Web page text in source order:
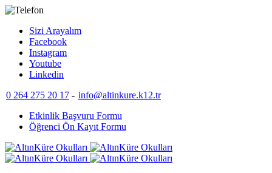
Sizi Arayalım
Facebook
Instagram
Youtube
Linkedin
0 264 275 20 17 - info@altinkure.k12.tr
Etkinlik Başvuru Formu
Öğrenci Ön Kayıt Formu